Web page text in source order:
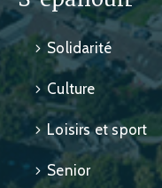
Solidarité
Culture
Loisirs et sport
Senior